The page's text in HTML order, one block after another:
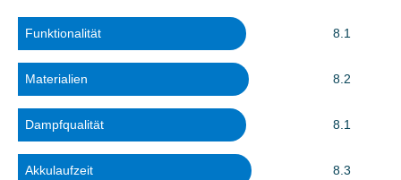
Funktionalität 8.1
Materialien 8.2
Dampfqualität 8.1
Akkulaufzeit 8.3